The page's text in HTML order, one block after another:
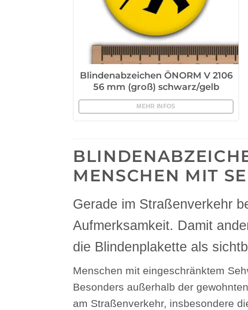
Blindenabzeichen ÖNORM V 2106
56 mm (groß) schwarz/gelb
MEHR INFOS
MENSCHEN MIT
Gerade im Straßenverkehr
Aufmerksamkeit. Damit
die Blindenplakette als
Menschen mit eingeschränktem
Besonders außerhalb der
am Straßenverkehr, insbesondere